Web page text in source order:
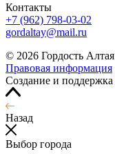
Контакты
+7 (962) 798-03-02
gordaltay@mail.ru
© 2026 Гордость Алтая
Правовая информация
Создание и поддержка
Назад
Выбор города